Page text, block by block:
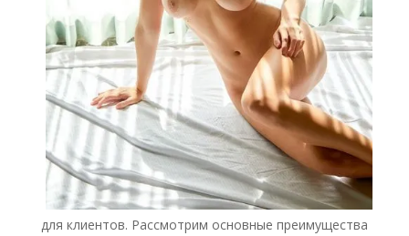
для клиентов. Рассмотрим основные преимущества